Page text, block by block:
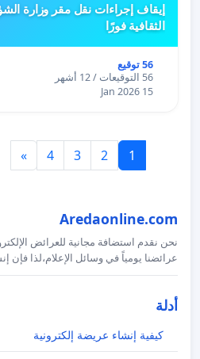
إيقاف إجراءات نقل مقر وزارة
الثقافية فورًا
56 توقيع
56 التوقيعات / 12 أشهر
15 Jan 2026
1
2
3
4
»
Aredaonline.com
نحن نقدم استضافة مجانية للعرائض
عرائضنا يومياً في وسائل الإعلام،لذا
أدلة
كيفية إنشاء عريضة إلكترونية